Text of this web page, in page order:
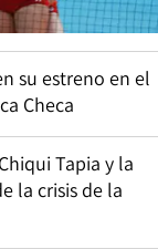
su estreno en el
Checa
Tapia y la
la crisis de la